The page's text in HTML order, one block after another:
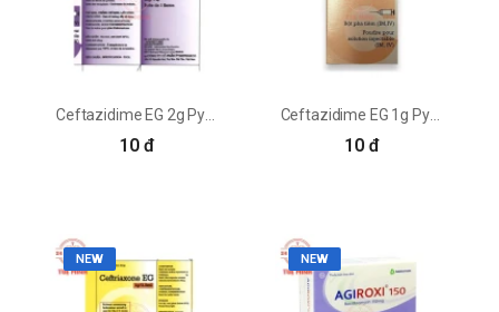
10 đ
Ceftazidime EG 1g Pymepharco - Thuốc điều trị nhiễm khuẩn
10 đ
NEW NEW